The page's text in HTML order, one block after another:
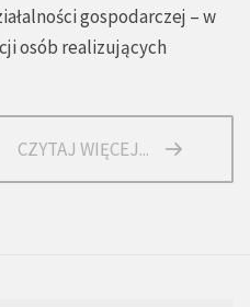
gospodarczej – w
osób realizujących
CZYTAJ WIĘCEJ...